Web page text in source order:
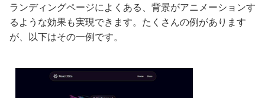
ランディングページによくある、背景がアニメーションす
るような効果も実現できます。たくさんの例があります
が、以下はその一例です。